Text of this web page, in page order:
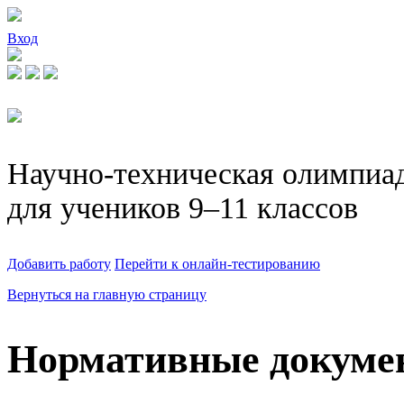
Вход
Научно-техническая
для учеников 9–11 классов
Добавить работу Перейти к онлайн-тестированию
Вернуться на главную страницу
Нормативные